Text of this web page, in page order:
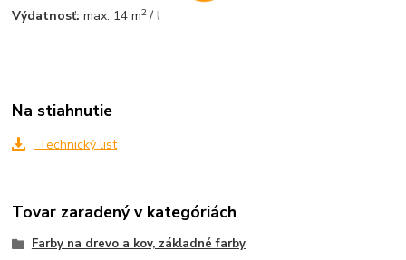
Výdatnosť: max. 14 m2 / l
Na stiahnutie
Technický list
Tovar zaradený v kategóriách
Farby na drevo a kov, základné farby